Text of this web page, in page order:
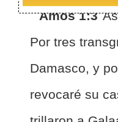
Amós 1:3
Por tres
Damasco, y
revocaré su